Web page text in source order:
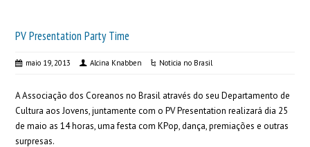
PV Presentation Party Time
maio 19, 2013 Alcina Knabben Noticia no Brasil
A Associação dos Coreanos no Brasil através do seu Departamento de
Cultura aos Jovens, juntamente com o PV Presentation realizará dia 25
de maio as 14 horas, uma festa com KPop, dança, premiações e outras
surpresas.